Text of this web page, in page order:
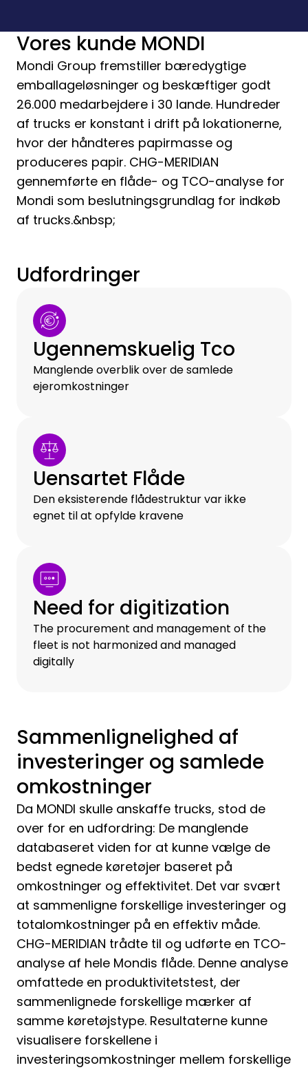
Vores kunde MONDI
Mondi Group fremstiller bæredygtige
emballageløsninger og beskæftiger godt
26.000 medarbejdere i 30 lande. Hundreder
af trucks er konstant i drift på lokationerne,
hvor der håndteres papirmasse og
produceres papir. CHG-MERIDIAN
gennemførte en flåde- og TCO-analyse for
Mondi som beslutningsgrundlag for indkøb
af trucks.&nbsp;
Udfordringer
Ugennemskuelig Tco
Manglende overblik over de samlede
ejeromkostninger
Uensartet Flåde
Den eksisterende flådestruktur var ikke
egnet til at opfylde kravene
Need for digitization
The procurement and management of the
fleet is not harmonized and managed
digitally
Sammenlignelighed af
investeringer og samlede
omkostninger
Da MONDI skulle anskaffe trucks, stod de
over for en udfordring: De manglende
databaseret viden for at kunne vælge de
bedst egnede køretøjer baseret på
omkostninger og effektivitet. Det var svært
at sammenligne forskellige investeringer og
totalomkostninger på en effektiv måde.
CHG-MERIDIAN trådte til og udførte en TCO-
analyse af hele Mondis flåde. Denne analyse
omfattede en produktivitetstest, der
sammenlignede forskellige mærker af
samme køretøjstype. Resultaterne kunne
visualisere forskellene i
investeringsomkostninger mellem forskellige